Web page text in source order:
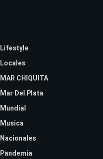
Lifestyle
Locales
MAR CHIQUITA
Mar Del Plata
Mundial
Musica
Nacionales
Pandemia